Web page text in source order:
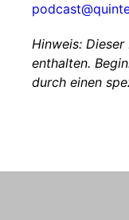
Hinweis:
enthalten.
durch einen